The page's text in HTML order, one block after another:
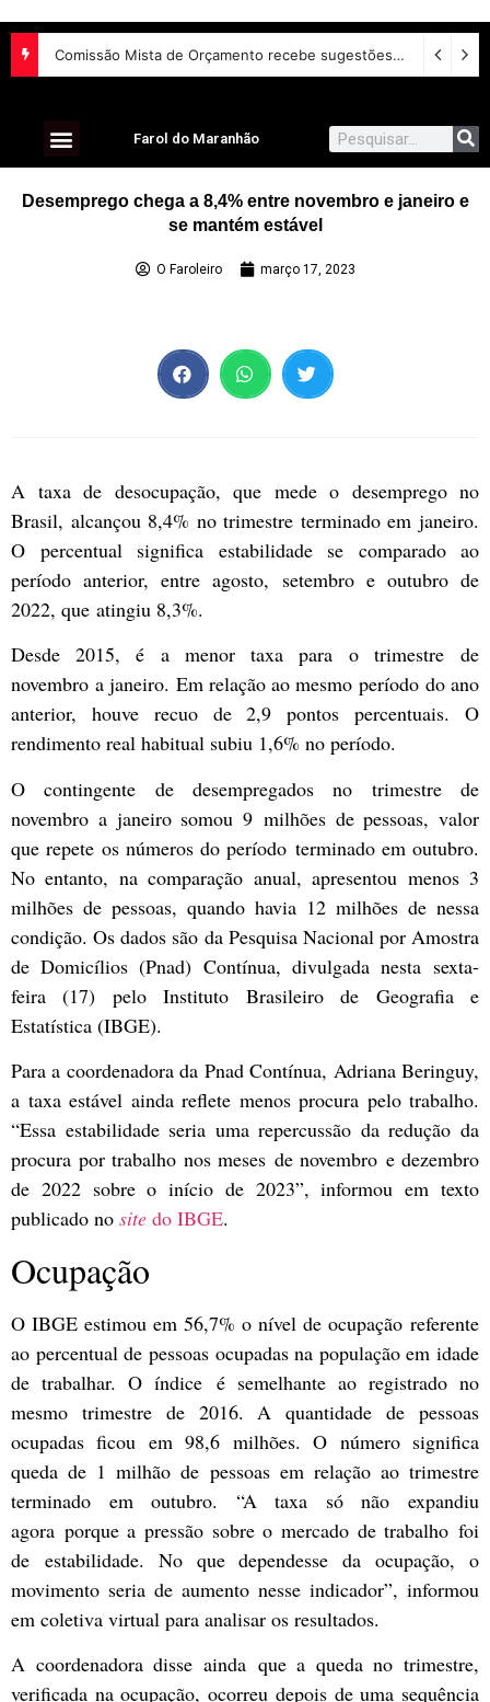
Comissão Mista de Orçamento recebe sugestões para o financiamento de creches e pré-escolas
Farol do Maranhão
Desemprego chega a 8,4% entre novembro e janeiro e
se mantém estável
O Faroleiro março 17, 2023
A taxa de desocupação, que mede o desemprego no
Brasil, alcançou 8,4% no trimestre terminado em janeiro.
O percentual significa estabilidade se comparado ao
período anterior, entre agosto, setembro e outubro de
2022, que atingiu 8,3%.
Desde 2015, é a menor taxa para o trimestre de
novembro a janeiro. Em relação ao mesmo período do ano
anterior, houve recuo de 2,9 pontos percentuais. O
rendimento real habitual subiu 1,6% no período.
O contingente de desempregados no trimestre de
novembro a janeiro somou 9 milhões de pessoas, valor
que repete os números do período terminado em outubro.
No entanto, na comparação anual, apresentou menos 3
milhões de pessoas, quando havia 12 milhões de nessa
condição. Os dados são da Pesquisa Nacional por Amostra
de Domicílios (Pnad) Contínua, divulgada nesta sexta-
feira (17) pelo Instituto Brasileiro de Geografia e
Estatística (IBGE).
Para a coordenadora da Pnad Contínua, Adriana Beringuy,
a taxa estável ainda reflete menos procura pelo trabalho.
“Essa estabilidade seria uma repercussão da redução da
procura por trabalho nos meses de novembro e dezembro
de 2022 sobre o início de 2023”, informou em texto
publicado no site do IBGE.
Ocupação
O IBGE estimou em 56,7% o nível de ocupação referente
ao percentual de pessoas ocupadas na população em idade
de trabalhar. O índice é semelhante ao registrado no
mesmo trimestre de 2016. A quantidade de pessoas
ocupadas ficou em 98,6 milhões. O número significa
queda de 1 milhão de pessoas em relação ao trimestre
terminado em outubro. “A taxa só não expandiu
agora porque a pressão sobre o mercado de trabalho foi
de estabilidade. No que dependesse da ocupação, o
movimento seria de aumento nesse indicador”, informou
em coletiva virtual para analisar os resultados.
A coordenadora disse ainda que a queda no trimestre,
verificada na ocupação, ocorreu depois de uma sequência